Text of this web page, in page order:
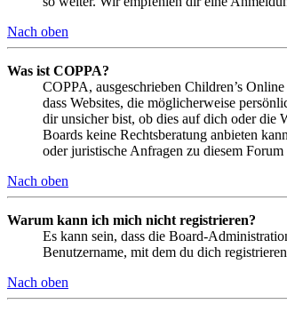
Nach oben
Was ist COPPA?
COPPA, ausgeschrieben Children’s
dass Websites, die möglicherweise
dir unsicher bist, ob dies auf dich oder die
Boards keine Rechtsberatung anbieten
oder juristische Anfragen zu diesem
Nach oben
Warum kann ich mich nicht registrieren?
Es kann sein, dass die Board-
Benutzername, mit dem du dich
Nach oben